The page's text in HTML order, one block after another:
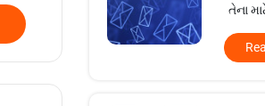
તેના